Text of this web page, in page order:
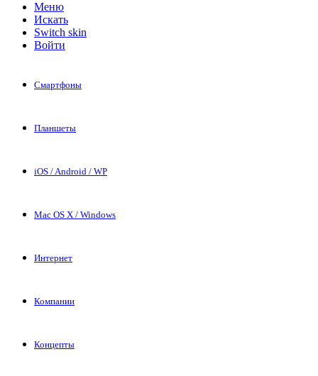
Меню
Искать
Switch skin
Войти
Смартфоны
Планшеты
iOS / Android / WP
Mac OS X / Windows
Интернет
Компании
Концепты